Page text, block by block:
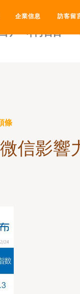
产精品
企業信息 訪客留
條
信影響